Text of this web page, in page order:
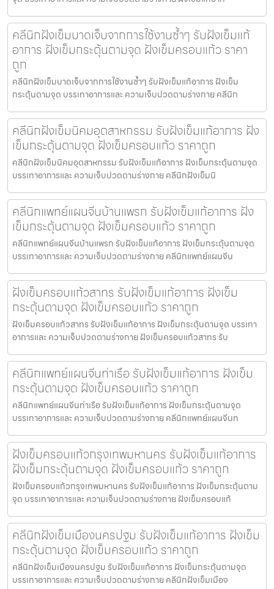
คลีนิกฝังเข็มบาดเจ็บจากการใช้งานซ้ำๆ รับฝังเข็มแก้
อาการ ฝังเข็มกระตุ้นตามจุด ฝังเข็มครอบแก้ว ราคา
ถูก
คลีนิกฝังเข็มบาดเจ็บจากการใช้งานซ้ำๆ รับฝังเข็มแก้อาการ ฝังเข็ม
กระตุ้นตามจุด บรรเทาอาการและ ความเจ็บปวดตามร่างกาย คลีนิก
คลีนิกฝังเข็มนิคมอุตสาหกรรม รับฝังเข็มแก้อาการ ฝัง
เข็มกระตุ้นตามจุด ฝังเข็มครอบแก้ว ราคาถูก
คลีนิกฝังเข็มนิคมอุตสาหกรรม รับฝังเข็มแก้อาการ ฝังเข็มกระตุ้นตามจุด
บรรเทาอาการและ ความเจ็บปวดตามร่างกาย คลีนิกฝังเข็มนิ
คลีนิกแพทย์แผนจีนบ้านแพรก รับฝังเข็มแก้อาการ ฝัง
เข็มกระตุ้นตามจุด ฝังเข็มครอบแก้ว ราคาถูก
คลีนิกแพทย์แผนจีนบ้านแพรก รับฝังเข็มแก้อาการ ฝังเข็มกระตุ้นตามจุด
บรรเทาอาการและ ความเจ็บปวดตามร่างกาย คลีนิกแพทย์แผนจีน
ฝังเข็มครอบแก้วสาทร รับฝังเข็มแก้อาการ ฝังเข็ม
กระตุ้นตามจุด ฝังเข็มครอบแก้ว ราคาถูก
ฝังเข็มครอบแก้วสาทร รับฝังเข็มแก้อาการ ฝังเข็มกระตุ้นตามจุด บรรเทา
อาการและ ความเจ็บปวดตามร่างกาย ฝังเข็มครอบแก้วสาทร รับ
คลีนิกแพทย์แผนจีนท่าเรือ รับฝังเข็มแก้อาการ ฝังเข็ม
กระตุ้นตามจุด ฝังเข็มครอบแก้ว ราคาถูก
คลีนิกแพทย์แผนจีนท่าเรือ รับฝังเข็มแก้อาการ ฝังเข็มกระตุ้นตามจุด
บรรเทาอาการและ ความเจ็บปวดตามร่างกาย คลีนิกแพทย์แผนจีนท
ฝังเข็มครอบแก้วกรุงเทพมหานคร รับฝังเข็มแก้อาการ
ฝังเข็มกระตุ้นตามจุด ฝังเข็มครอบแก้ว ราคาถูก
ฝังเข็มครอบแก้วกรุงเทพมหานคร รับฝังเข็มแก้อาการ ฝังเข็มกระตุ้นตาม
จุด บรรเทาอาการและ ความเจ็บปวดตามร่างกาย ฝังเข็มครอบแก้
คลีนิกฝังเข็มเมืองนครปฐม รับฝังเข็มแก้อาการ ฝังเข็ม
กระตุ้นตามจุด ฝังเข็มครอบแก้ว ราคาถูก
คลีนิกฝังเข็มเมืองนครปฐม รับฝังเข็มแก้อาการ ฝังเข็มกระตุ้นตามจุด
บรรเทาอาการและ ความเจ็บปวดตามร่างกาย คลีนิกฝังเข็มเมือง